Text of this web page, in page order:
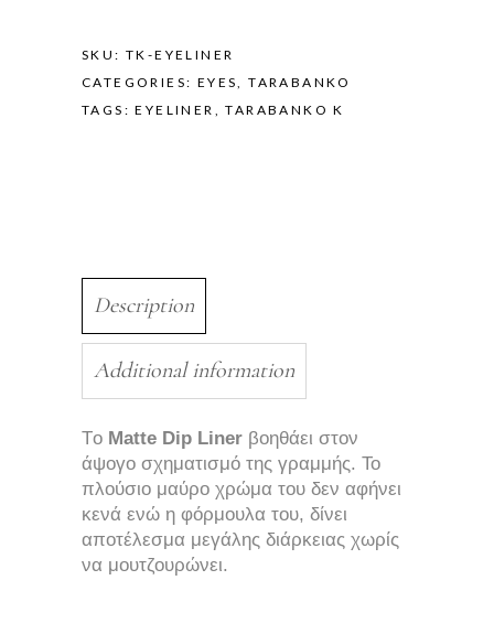
SKU: TK-EYELINER
CATEGORIES: EYES,TARABANKO
TAGS:EYELINER ,TARABANKO K
Description
Additional information
Tο Matte Dip Liner βοηθάει στον
άψογο σχηματισμό της γραμμής. Το
πλούσιο μαύρο χρώμα του δεν αφήνει
κενά ενώ η φόρμουλα του, δίνει
αποτέλεσμα μεγάλης διάρκειας χωρίς
να μουτζουρώνει.